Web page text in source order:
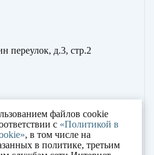
переулок, д.3, стр.2
антикризисных
файлов cookie
с «Политикой в
, в том числе на
в политике, третьим